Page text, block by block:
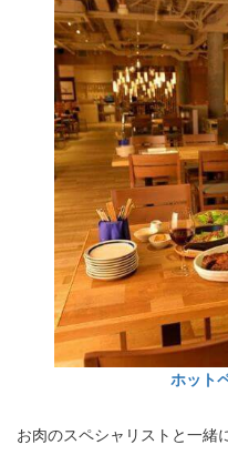
ホット
お肉のスペシャリストと一緒